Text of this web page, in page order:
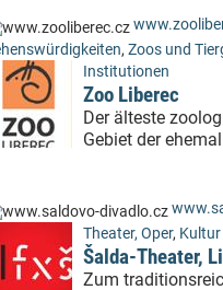
, Zoos und
Institutionen
Zoo Liberec
Der älteste
Gebiet der
Theater, Oper, Kultur
Šalda-Theater,
Zum